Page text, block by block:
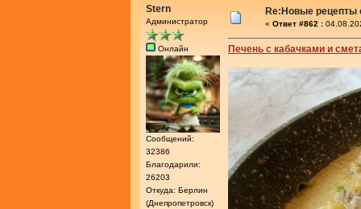
Stern
Администратор
Онлайн
Сообщений:
32386
Благодарили:
26203
Откуда: Берлин
(Днепропетровск)
Re:Новые рецепты
« Ответ #862 :
Печень с кабачками и